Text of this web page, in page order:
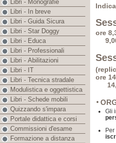
ore
ore
Gli
Per
Libri - Monografie
Libri - In breve
Libri - Guida Sicura
Libri - Star Doggy
Libri - Educa
Libri - Professionali
Libri - Abilitazioni
Libri - IT
Libri - Tecnica stradale
Modulistica e oggettistica
Libri - Schede mobili
Quizzando s'impara
Portale didattica e corsi
Commissioni d'esame
Formazione a distanza